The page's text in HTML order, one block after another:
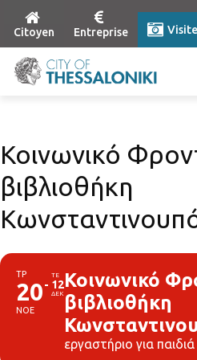
Citoyen Entreprise
Κοινωνικό
βιβλιοθήκη
ΤΡ
20
ΝΟΕ
ΤΕ
12
ΔΕΚ
Κοινωνικό
βιβλιοθήκη
εργαστήριο για παιδιά